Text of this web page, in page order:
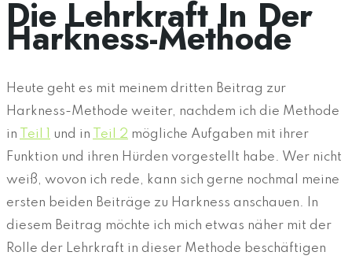
Die Lehrkraft In Der
Harkness-Methode
Heute geht es mit meinem dritten Beitrag zur
Harkness-Methode weiter, nachdem ich die Methode
in
Teil 1 und in Teil 2 mögliche Aufgaben mit ihrer
Funktion und ihren Hürden vorgestellt habe. Wer nicht
weiß, wovon ich rede, kann sich gerne nochmal meine
ersten beiden Beiträge zu Harkness anschauen. In
diesem Beitrag möchte ich mich etwas näher mit der
Rolle der Lehrkraft in dieser Methode beschäftigen